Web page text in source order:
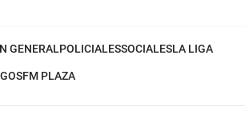
GENERALPOLICIALESSOCIALESLA LIGA
FM PLAZA